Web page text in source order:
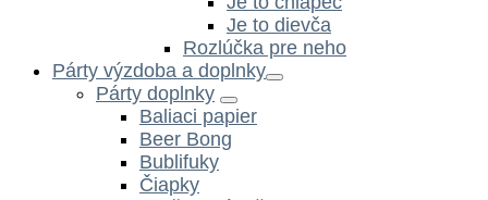
Je to dievča
Rozlúčka pre neho
Párty výzdoba a doplnky
Párty doplnky
Baliaci papier
Beer Bong
Bublifuky
Čiapky